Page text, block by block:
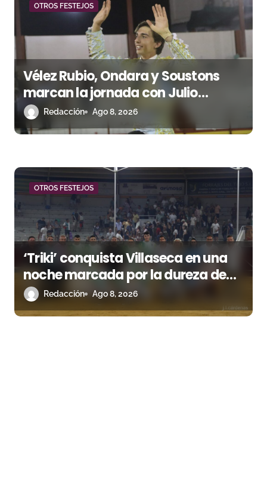
d
a
s
OTROS FESTEJOS
Vélez Rubio, Ondara y Soustons
marcan la jornada con Julio
Romero, Andy Cartagena y Hugo
Tarbelli
Redacción Ago 8, 2026
OTROS FESTEJOS
‘Triki’ conquista Villaseca en una
noche marcada por la dureza de
Monteviejo
Redacción Ago 8, 2026